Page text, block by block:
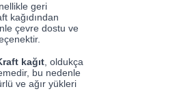
geri
kağıdından
çevre dostu ve
kağıt , oldukça
bu nedenle
ve ağır yükleri